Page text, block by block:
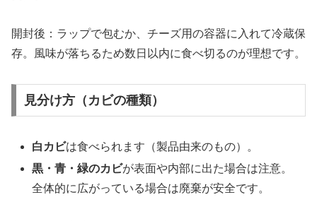
開封後：ラップで包むか、チーズ用の容器に入れて冷蔵保
存。風味が落ちるため数日以内に食べ切るのが理想です。
見分け方（カビの種類）
白カビは食べられます（製品由来のもの）。
黒・青・緑のカビが表面や内部に出た場合は注意。
全体的に広がっている場合は廃棄が安全です。